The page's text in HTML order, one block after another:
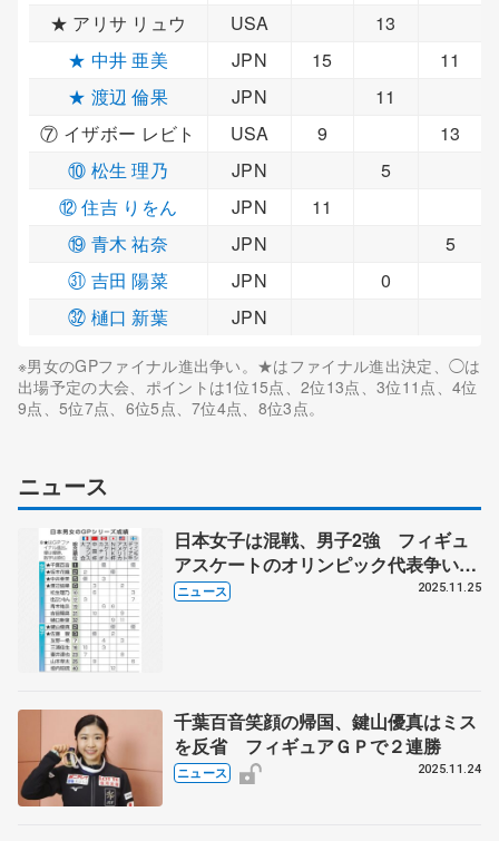
★ アリサ リュウ
USA
13
★ 中井 亜美
JPN 15
11
★ 渡辺 倫果
JPN
11
⑦ イザボー レビト
USA 9
13
⑩ 松生 理乃
JPN
5
⑫ 住吉 りをん
JPN
11
⑲ 青木 祐奈
JPN
5
㉛ 吉田 陽菜
JPN
0
㉜ 樋口 新葉
JPN
※男女のGPファイナル進出争い。★はファイナル進出決定、◯は
出場予定の大会、ポイントは1位15点、2位13点、3位11点、4位
9点、5位7点、6位5点、7位4点、8位3点。
ニュース
日本女子は混戦、男子2強 フィギュ
アスケートのオリンピック代表争い
GPシリーズ全6戦男女総括
ニュース 2025.11.25
千葉百音笑顔の帰国、鍵山優真はミス
を反省 フィギュアＧＰで２連勝
ニュース 2025.11.24